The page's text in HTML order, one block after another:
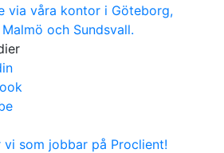
via våra kontor i Göteborg,
och Sundsvall.
vi som jobbar på Proclient!